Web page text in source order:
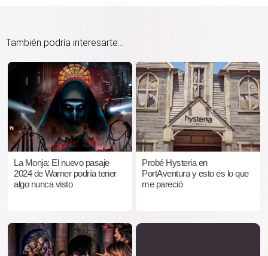
También podría interesarte...
La Monja: El nuevo pasaje
2024 de Warner podría tener
algo nunca visto
Probé Hysteria en
PortAventura y esto es lo que
me pareció